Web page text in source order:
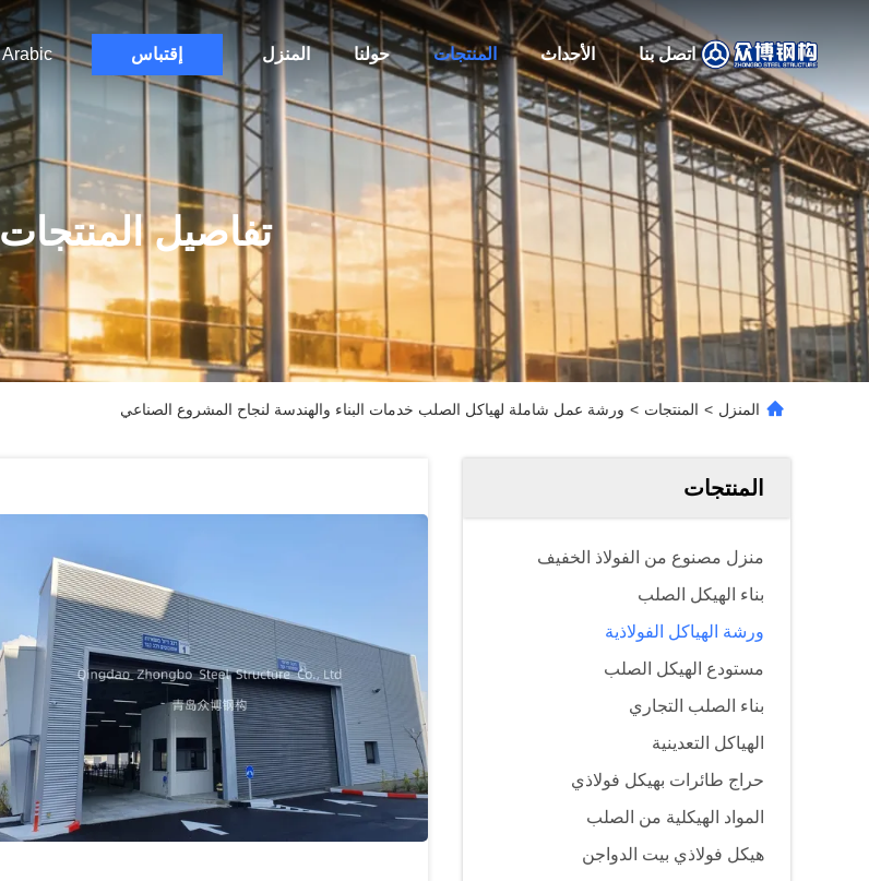
المنزل حولنا المنتجات الأحداث اتصل بنا إقتباس Arabic
تفاصيل المنتجات
المنزل > المنتجات > ورشة عمل شاملة لهياكل الصلب خدمات البناء والهندسة لنجاح المشروع الصناعي
المنتجات
منزل مصنوع من الفولاذ الخفيف
بناء الهيكل الصلب
ورشة الهياكل الفولاذية
مستودع الهيكل الصلب
بناء الصلب التجاري
الهياكل التعدينية
حراج طائرات بهيكل فولاذي
المواد الهيكلية من الصلب
هيكل فولاذي بيت الدواجن